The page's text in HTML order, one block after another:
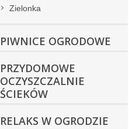
Zielonka
PIWNICE OGRODOWE
PRZYDOMOWE
OCZYSZCZALNIE
ŚCIEKÓW
RELAKS W OGRODZIE